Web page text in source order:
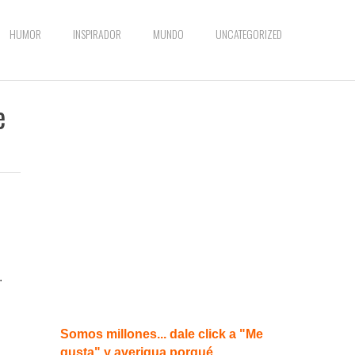
HUMOR INSPIRADOR MUNDO UNCATEGORIZED
Somos millones... dale click a "Me
gusta" y averigua porqué